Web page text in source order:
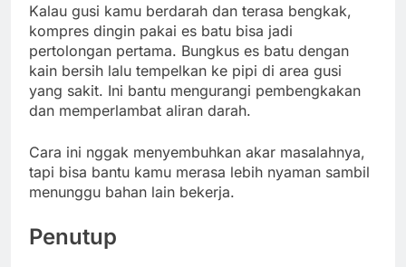
Kalau gusi kamu berdarah dan terasa bengkak,
kompres dingin pakai es batu bisa jadi
pertolongan pertama. Bungkus es batu dengan
kain bersih lalu tempelkan ke pipi di area gusi
yang sakit. Ini bantu mengurangi pembengkakan
dan memperlambat aliran darah.
Cara ini nggak menyembuhkan akar masalahnya,
tapi bisa bantu kamu merasa lebih nyaman sambil
menunggu bahan lain bekerja.
Penutup